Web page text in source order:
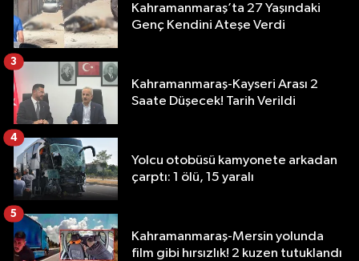
Kahramanmaraş’ta 27 Yaşındaki
Genç Kendini Ateşe Verdi
Kahramanmaraş-Kayseri Arası 2
Saate Düşecek! Tarih Verildi
3
Yolcu otobüsü kamyonete arkadan
çarptı: 1 ölü, 15 yaralı
4
Kahramanmaraş-Mersin yolunda
film gibi hırsızlık! 2 kuzen tutuklandı
5